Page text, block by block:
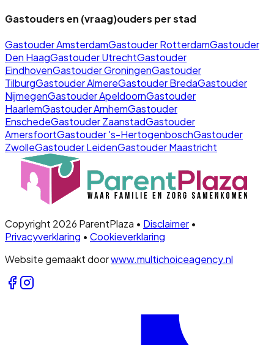
Gastouders en (vraag)ouders per stad
GastouderAmsterdamGastouderRotterdamGastouder
Den HaagGastouderUtrechtGastouder
EindhovenGastouderGroningenGastouder
TilburgGastouderAlmereGastouderBredaGastouder
NijmegenGastouderApeldoornGastouder
HaarlemGastouderArnhemGastouder
EnschedeGastouderZaanstadGastouder
AmersfoortGastouder's-HertogenboschGastouder
ZwolleGastouderLeidenGastouderMaastricht
Copyright 2026 ParentPlaza • Disclaimer •
Privacyverklaring • Cookieverklaring
Website gemaakt doorwww.multichoiceagency.nl